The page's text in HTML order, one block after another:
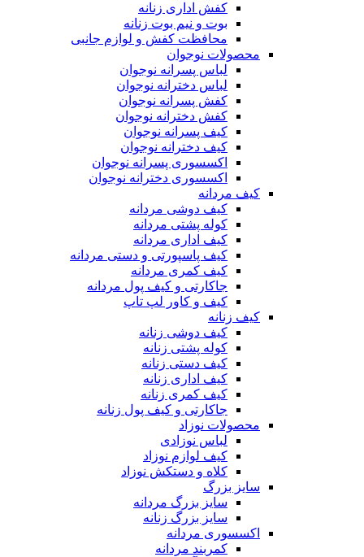
کفش اداری زنانه
بوت و نیم بوت زنانه
محافظت کفش و لوازم جانبی
محصولات نوجوان
لباس پسرانه نوجوان
لباس دخترانه نوجوان
کفش پسرانه نوجوان
کفش دخترانه نوجوان
کیف پسرانه نوجوان
کیف دخترانه نوجوان
اکسسوری پسرانه نوجوان
اکسسوری دخترانه نوجوان
کیف مردانه
کیف دوشی مردانه
کوله پشتی مردانه
کیف اداری مردانه
کیف پاسپورتی و دستی مردانه
کیف کمری مردانه
جاکارتی و کیف پول مردانه
کیف و کاور لپ تاپ
کیف زنانه
کیف دوشی زنانه
کوله پشتی زنانه
کیف دستی زنانه
کیف اداری زنانه
کیف کمری زنانه
جاکارتی و کیف پول زنانه
محصولات نوزاد
لباس نوزادی
کیف لوازم نوزاد
کلاه و دستکش نوزاد
سایز بزرگ
سایز بزرگ مردانه
سایز بزرگ زنانه
اکسسوری مردانه
کمربند مردانه